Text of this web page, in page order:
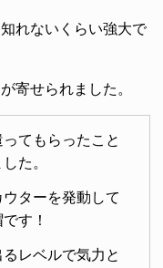
れないくらい強大で
寄せられました。
てもらったこと
た。
ターを発動して
す！
レベルで気力と